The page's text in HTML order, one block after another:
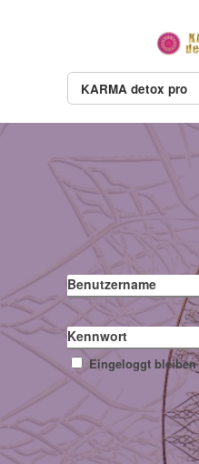
KARMA detox pro
Benutzername
Kennwort
Eingeloggt bleiben